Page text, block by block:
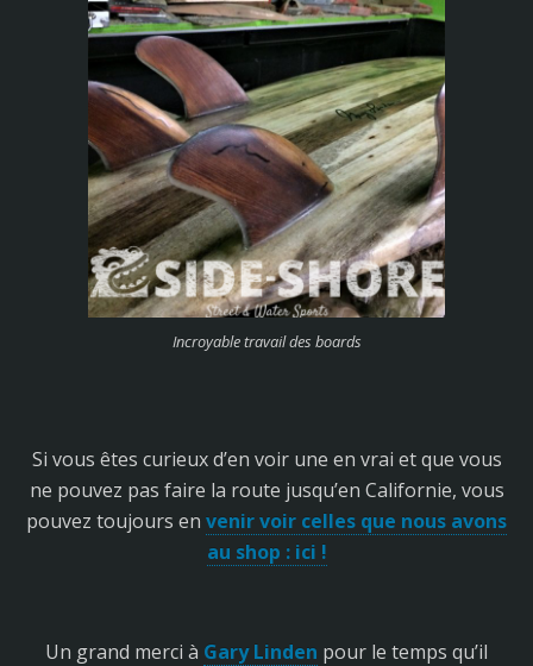
Incroyable travail des boards
Si vous êtes curieux d’en voir une en vrai et que vous
ne pouvez pas faire la route jusqu’en Californie, vous
pouvez toujours en venir voir celles que nous avons
au shop : ici !
Un grand merci à Gary Linden pour le temps qu’il